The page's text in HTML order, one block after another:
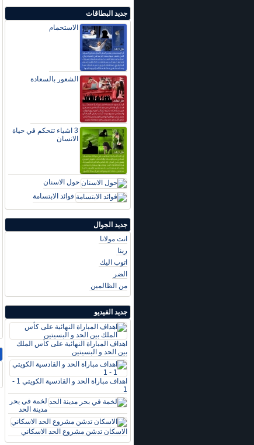
جديد البطاقات
الاستحمام
الشعور بالسعادة
3 اشياء تتحكم في حياة
الانسان
حول الاسنان
فوائد الابتسامة
جديد الجوال
انت مولانا
ربنا
اتوب اليك
الضر
من الظالمين
جديد الفيديو
اهداف المباراة النهائية على كأس الملك
بين الحد و البسيتين
اهداف مباراة الحد و القادسية الكويتي 1 -
1
لخمة في بحر
مدينة الحد
الاسكان تدشن مشروع الحد الاسكاني